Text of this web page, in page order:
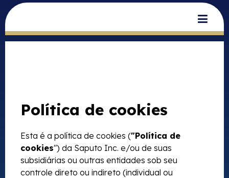
Política de cookies
Esta é a política de cookies ("Política de
cookies") da Saputo Inc. e/ou de suas
subsidiárias ou outras entidades sob seu
controle direto ou indireto (individual ou